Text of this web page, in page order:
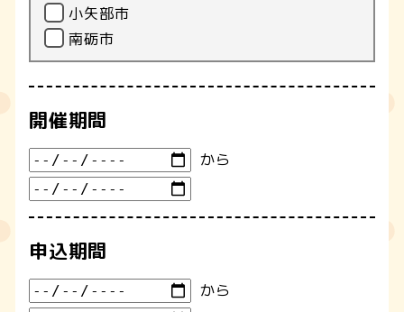
小矢部市
南砺市
開催期間
から
申込期間
から